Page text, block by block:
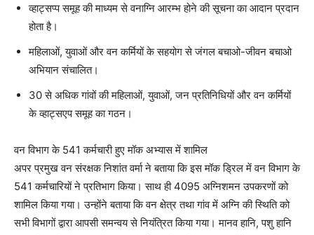
व्हाट्सप्प समूह की माध्यम से वनाग्नि आरम्भ होने की सूचना का आदान प्रदान
होता है।
महिलाओं, युवाओं और वन कर्मियों के सहयोग से जंगल बचाओ-जीवन बचाओ
अभियान संचालित।
30 से अधिक गांवों की महिलाओं, युवाओं, जन प्रतिनिधियों और वन कर्मियों
के व्हाट्सएप समूह का गठन।
वन विभाग के 541 कर्मचारी हुए मॉक अभ्यास में शामिल
अपर प्रमुख वन संरक्षक निशांत वर्मा ने बताया कि इस मॉक ड्रिल में वन विभाग के
541 कर्मचारियों ने प्रतिभाग किया। साथ ही 4095 अग्निशमन उपकरणों को
शामिल किया गया। उन्होंने बताया कि वन क्षेत्र तथा गांव में अग्नि की स्थिति को
सभी विभागों द्वारा आपसी समन्वय से नियंत्रित किया गया। मानव हानि, पशु हानि